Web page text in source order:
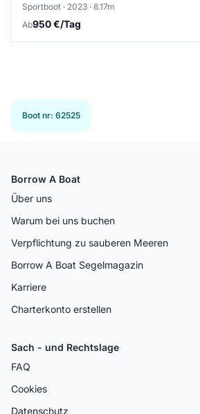
Sportboot · 2023 · 8.17m
Ab950 €/Tag
Boot nr: 62525
Borrow A Boat
Über uns
Warum bei uns buchen
Verpflichtung zu sauberen Meeren
Borrow A Boat Segelmagazin
Karriere
Charterkonto erstellen
Sach - und Rechtslage
FAQ
Cookies
Datenschutz